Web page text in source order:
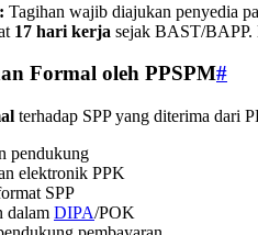
Tagihan wajib diajukan penyedia
17 hari kerja sejak BAST/BAPP.
Formal oleh PPSPM#
terhadap SPP yang diterima dari
pendukung
elektronik PPK
SPP
dalam DIPA/POK